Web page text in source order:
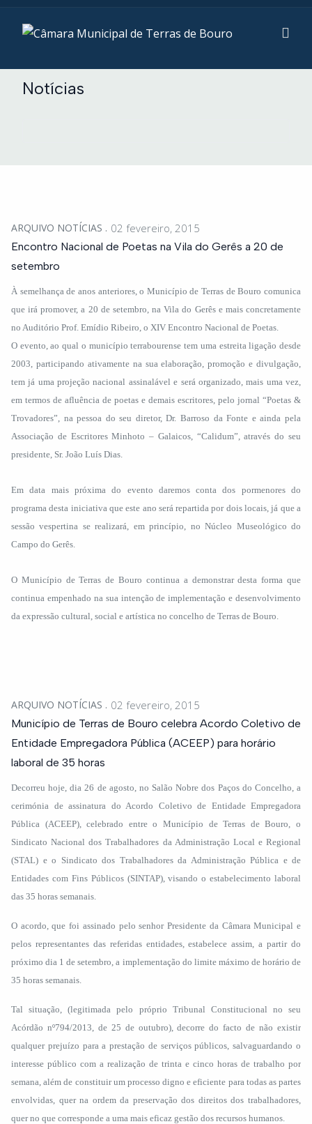
Notícias
ARQUIVO NOTÍCIAS 02 fevereiro, 2015
Encontro Nacional de Poetas na Vila do Gerês a 20 de
setembro
À semelhança de anos anteriores, o Município de Terras de Bouro comunica
que irá promover, a 20 de setembro, na Vila do Gerês e mais concretamente
no Auditório Prof. Emídio Ribeiro, o XIV Encontro Nacional de Poetas.
O evento, ao qual o município terrabourense tem uma estreita ligação desde
2003, participando ativamente na sua elaboração, promoção e divulgação,
tem já uma projeção nacional assinalável e será organizado, mais uma vez,
em termos de afluência de poetas e demais escritores, pelo jornal “Poetas &
Trovadores”, na pessoa do seu diretor, Dr. Barroso da Fonte e ainda pela
Associação de Escritores Minhoto – Galaicos, “Calidum”, através do seu
presidente, Sr. João Luís Dias.
Em data mais próxima do evento daremos conta dos pormenores do
programa desta iniciativa que este ano será repartida por dois locais, já que a
sessão vespertina se realizará, em princípio, no Núcleo Museológico do
Campo do Gerês.
O Município de Terras de Bouro continua a demonstrar desta forma que
continua empenhado na sua intenção de implementação e desenvolvimento
da expressão cultural, social e artística no concelho de Terras de Bouro.
ARQUIVO NOTÍCIAS 02 fevereiro, 2015
Município de Terras de Bouro celebra Acordo Coletivo de
Entidade Empregadora Pública (ACEEP) para horário
laboral de 35 horas
Decorreu hoje, dia 26 de agosto, no Salão Nobre dos Paços do Concelho, a
cerimónia de assinatura do Acordo Coletivo de Entidade Empregadora
Pública (ACEEP), celebrado entre o Município de Terras de Bouro, o
Sindicato Nacional dos Trabalhadores da Administração Local e Regional
(STAL) e o Sindicato dos Trabalhadores da Administração Pública e de
Entidades com Fins Públicos (SINTAP), visando o estabelecimento laboral
das 35 horas semanais.
O acordo, que foi assinado pelo senhor Presidente da Câmara Municipal e
pelos representantes das referidas entidades, estabelece assim, a partir do
próximo dia 1 de setembro, a implementação do limite máximo de horário de
35 horas semanais.
Tal situação, (legitimada pelo próprio Tribunal Constitucional no seu
Acórdão nº794/2013, de 25 de outubro), decorre do facto de não existir
qualquer prejuízo para a prestação de serviços públicos, salvaguardando o
interesse público com a realização de trinta e cinco horas de trabalho por
semana, além de constituir um processo digno e eficiente para todas as partes
envolvidas, quer na ordem da preservação dos direitos dos trabalhadores,
quer no que corresponde a uma mais eficaz gestão dos recursos humanos.